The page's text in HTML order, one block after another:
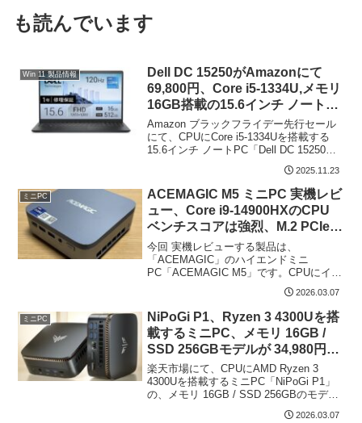
も読んでいます
Win 11 製品情報
Dell DC 15250がAmazonにて
69,800円、Core i5-1334U,メモリ
16GB搭載の15.6インチ ノート
PC
Amazon ブラックフライデー先行セール
にて、CPUにCore i5-1334Uを搭載する
15.6インチ ノートPC「Dell DC 15250」
が 69,800円で販売されています。低価格
な製品ですが、メモリ 16GB、SSD
512...
2025.11.23
ミニPC
ACEMAGIC M5 ミニPC 実機レビ
ュー、Core i9-14900HXのCPU
ベンチスコアは強烈、M.2 PCIe
4.0 SSDのReadは7125MB/sと高
速
今回 実機レビューする製品は、
「ACEMAGIC」のハイエンドミニ
PC「ACEMAGIC M5」です。CPUにイン
テル 第14世代 モバイル向けハイエンドの
Core i9-14900HX、DDR4 32GB メモリ、
M.2 PCIe 4.0...
2026.03.07
ミニPC
NiPoGi P1、Ryzen 3 4300Uを搭
載するミニPC、メモリ 16GB /
SSD 256GBモデルが 34,980円で
販売中
楽天市場にて、CPUにAMD Ryzen 3
4300Uを搭載するミニPC「NiPoGi P1」
の、メモリ 16GB / SSD 256GBのモデル
が 34,980円にて販売されています（3月
11日まで）。メモリ・SSDの価格が高値
2026.03.07